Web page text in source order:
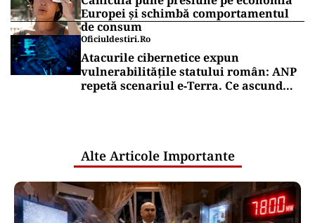
Europei și schimbă comportamentul
de consum
Oficiuldestiri.ro
Atacurile cibernetice expun
vulnerabilitățile statului român: ANP
repetă scenariul e‑Terra. Ce ascund
Alte Articole Importante